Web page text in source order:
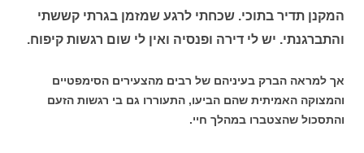
המקנן תדיר בתוכי. שכחתי לרגע שמזמן בגרתי קששתי
והתברגנתי. יש לי דירה ופנסיה ואין לי שום רגשות קיפוח.
אך למראה הברק בעיניהם של רבים מהצעירים הסימפטיים
והמצוקה האמיתית שהם הביעו, התעוררו גם בי רגשות הזעם
והתסכול שהצטברו במהלך חיי.